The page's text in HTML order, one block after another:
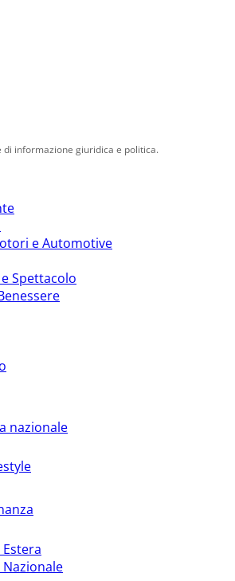
informazione giuridica e politica.
e Automotive
Spettacolo
nazionale